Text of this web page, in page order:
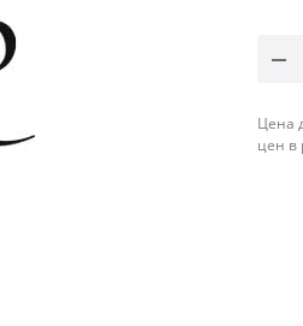
Цена
цен в